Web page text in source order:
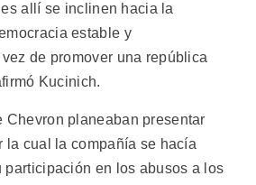
allí se inclinen hacia la
estable y
de promover una república
Kucinich.
Chevron planeaban presentar
la cual la compañía se hacía
participación en los abusos a los